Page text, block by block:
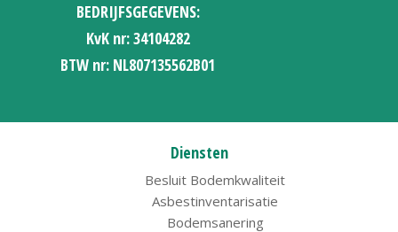
BEDRIJFSGEGEVENS:
KvK nr: 34104282
BTW nr: NL807135562B01
Diensten
Besluit Bodemkwaliteit
Asbestinventarisatie
Bodemsanering